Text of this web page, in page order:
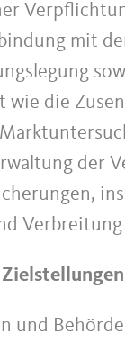
mit
die
der
und